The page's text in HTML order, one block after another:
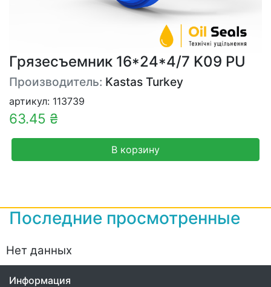
Грязесъемник 16*24*4/7 K09 PU
Производитель: Kastas Turkey
артикул: 113739
63.45 ₴
В корзину
Последние просмотренные
Нет данных
Информация